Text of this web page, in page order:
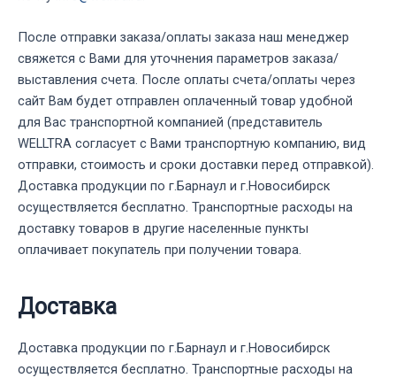
После отправки заказа/оплаты заказа наш менеджер
свяжется с Вами для уточнения параметров заказа/
выставления счета. После оплаты счета/оплаты через
сайт Вам будет отправлен оплаченный товар удобной
для Вас транспортной компанией (представитель
WELLTRA согласует с Вами транспортную компанию, вид
отправки, стоимость и сроки доставки перед отправкой).
Доставка продукции по г.Барнаул и г.Новосибирск
осуществляется бесплатно. Транспортные расходы на
доставку товаров в другие населенные пункты
оплачивает покупатель при получении товара.
Доставка
Доставка продукции по г.Барнаул и г.Новосибирск
осуществляется бесплатно. Транспортные расходы на